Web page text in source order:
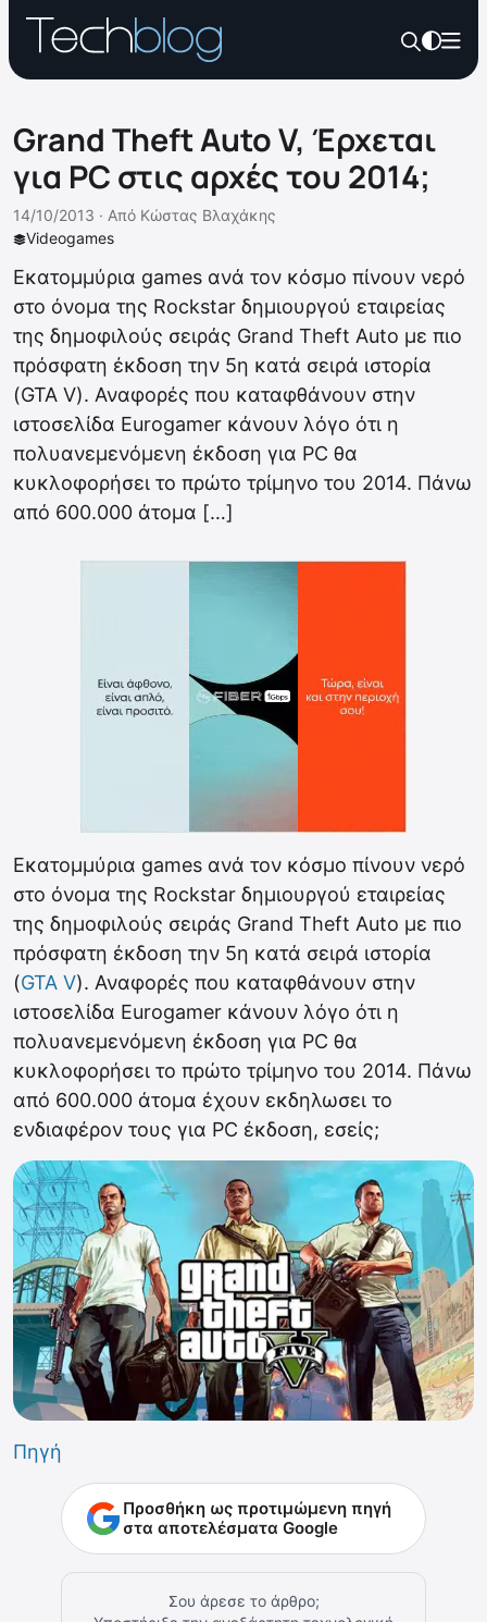
Grand Theft Auto V, Έρχεται
για PC στις αρχές του 2014;
Videogames
14/10/2013 · Από Κώστας Βλαχάκης
Εκατομμύρια games ανά τον κόσμο πίνουν νερό
στο όνομα της Rockstar δημιουργού εταιρείας
της δημοφιλούς σειράς Grand Theft Auto με πιο
πρόσφατη έκδοση την 5η κατά σειρά ιστορία
(GTA V). Αναφορές που καταφθάνουν στην
ιστοσελίδα Eurogamer κάνουν λόγο ότι η
πολυανεμενόμενη έκδοση για PC θα
κυκλοφορήσει το πρώτο τρίμηνο του 2014. Πάνω
από 600.000 άτομα […]
Εκατομμύρια games ανά τον κόσμο πίνουν νερό
στο όνομα της Rockstar δημιουργού εταιρείας
της δημοφιλούς σειράς Grand Theft Auto με πιο
πρόσφατη έκδοση την 5η κατά σειρά ιστορία
(GTA V). Αναφορές που καταφθάνουν στην
ιστοσελίδα Eurogamer κάνουν λόγο ότι η
πολυανεμενόμενη έκδοση για PC θα
κυκλοφορήσει το πρώτο τρίμηνο του 2014. Πάνω
από 600.000 άτομα έχουν εκδηλωσει το
ενδιαφέρον τους για PC έκδοση, εσείς;
Πηγή
Προσθήκη ως προτιμώμενη πηγή
στα αποτελέσματα Google
Σου άρεσε το άρθρο;